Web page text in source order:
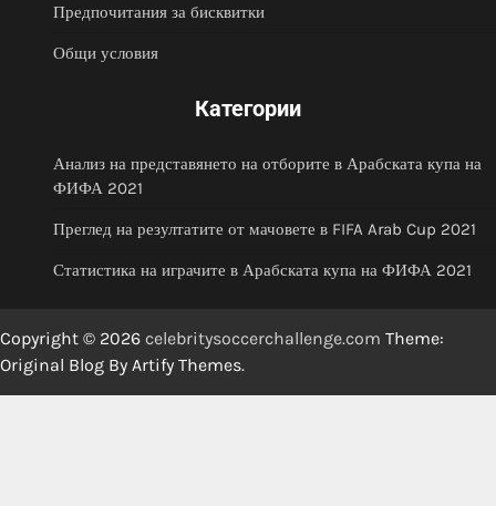
Предпочитания за бисквитки
Общи условия
Категории
Анализ на представянето на отборите в Арабската купа на
ФИФА 2021
Преглед на резултатите от мачовете в FIFA Arab Cup 2021
Статистика на играчите в Арабската купа на ФИФА 2021
Copyright © 2026 celebritysoccerchallenge.com Theme:
Original Blog By Artify Themes.